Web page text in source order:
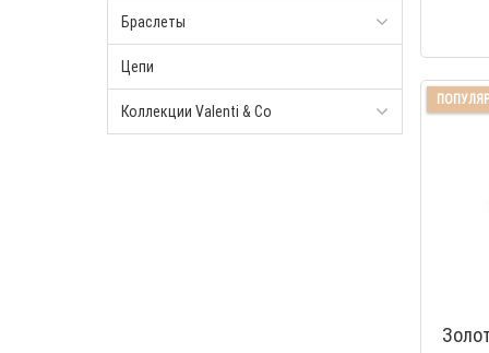
Браслеты
Цепи
Коллекции Valenti & Co